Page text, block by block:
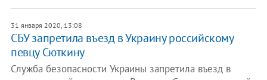
31 января 2020, 13:08
СБУ запретила въезд в Украину российскому
певцу Сюткину
Служба безопасности Украины запретила въезд в